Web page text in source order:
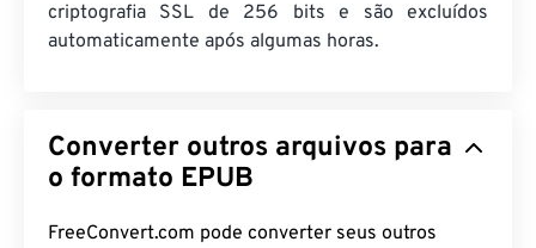
criptografia SSL de 256 bits e são excluídos
automaticamente após algumas horas.
Converter outros arquivos para
o formato EPUB
FreeConvert.com pode converter seus outros